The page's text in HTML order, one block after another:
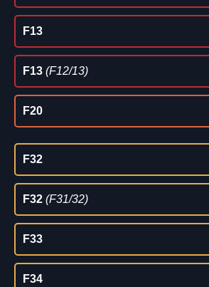
F13
F13 (F12/13)
F20
F32
F32 (F31/32)
F33
F34